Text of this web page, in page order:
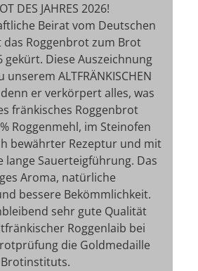
DES JAHRES 2026!
Beirat vom Deutschen
Roggenbrot zum Brot
gekürt. Diese Auszeichnung
ALTFRÄNKISCHEN
denn er verkörpert alles, was
fränkisches Roggenbrot
Roggenmehl, im Steinofen
bewährter Rezeptur und mit
lange Sauerteigführung. Das
Aroma, natürliche
bessere Bekömmlichkeit.
sehr gute Qualität
Roggenlaib bei
die Goldmedaille